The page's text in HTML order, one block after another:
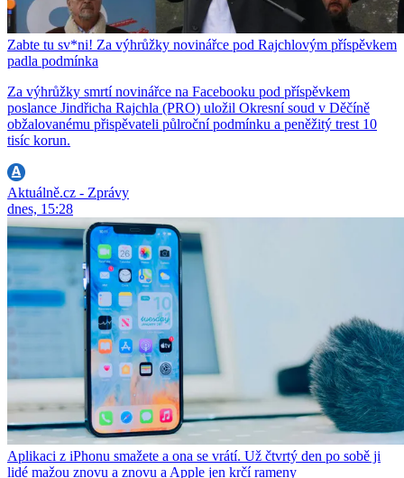
Zabte tu sv*ni! Za výhrůžky novinářce pod Rajchlovým příspěvkem
padla podmínka
Za výhrůžky smrtí novinářce na Facebooku pod příspěvkem
poslance Jindřicha Rajchla (PRO) uložil Okresní soud v Děčíně
obžalovanému přispěvateli půlroční podmínku a peněžitý trest 10
tisíc korun.
Aktuálně.cz - Zprávy
dnes, 15:28
Aplikaci z iPhonu smažete a ona se vrátí. Už čtvrtý den po sobě ji
lidé mažou znovu a znovu a Apple jen krčí rameny